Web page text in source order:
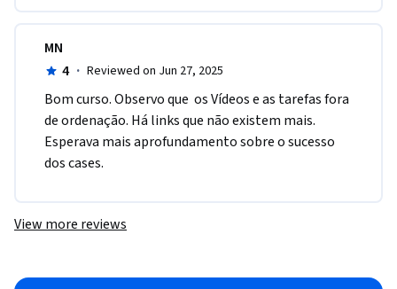
MN
4 · Reviewed on Jun 27, 2025
Bom curso. Observo que  os Vídeos e as tarefas fora
de ordenação. Há links que não existem mais.
Esperava mais aprofundamento sobre o sucesso
dos cases.
View more reviews